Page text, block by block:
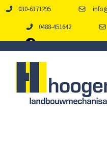
030-6371295
0488-451642